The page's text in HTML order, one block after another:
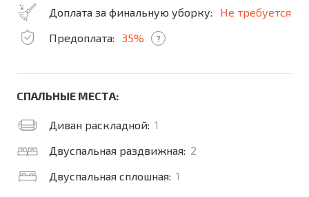
Доплата за финальную уборку:
Не требуется
Предоплата:
35% ?
СПАЛЬНЫЕ МЕСТА:
Диван раскладной: 1
Двуспальная раздвижная: 2
Двуспальная сплошная: 1